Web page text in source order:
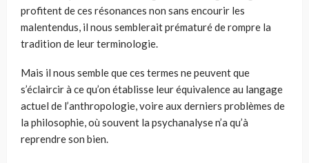
profitent de ces résonances non sans encourir les
malentendus, il nous semblerait prématuré de rompre la
tradition de leur terminologie.
Mais il nous semble que ces termes ne peuvent que
s’éclaircir à ce qu’on établisse leur équivalence au langage
actuel de l’anthropologie, voire aux derniers problèmes de
la philosophie, où souvent la psychanalyse n’a qu’à
reprendre son bien.